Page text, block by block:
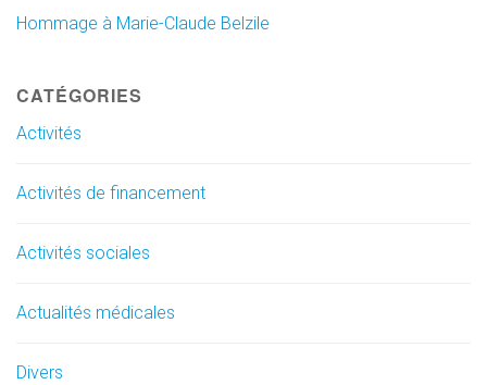
Hommage à Marie-Claude Belzile
CATÉGORIES
Activités
Activités de financement
Activités sociales
Actualités médicales
Divers